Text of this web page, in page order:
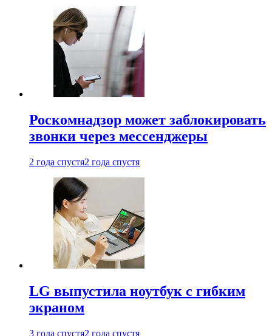
Роскомнадзор может заблокировать
звонки через мессенджеры
2 года спустя2 года спустя
LG выпустила ноутбук с гибким
экраном
3 года спустя2 года спустя